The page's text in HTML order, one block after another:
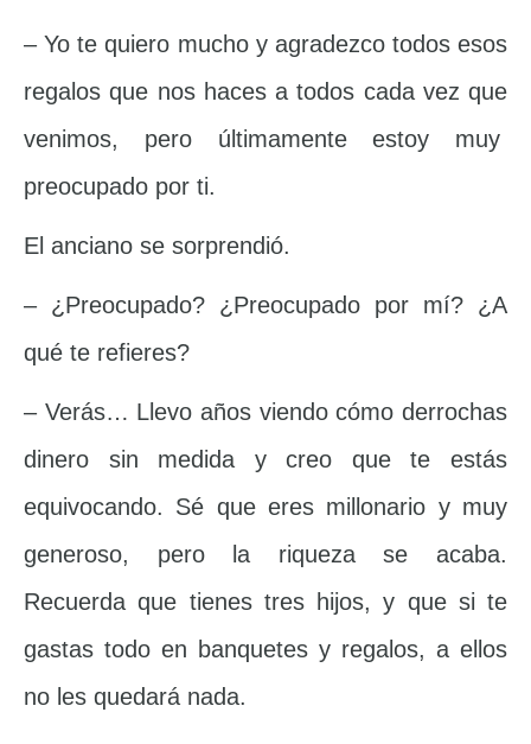
– Yo te quiero mucho y agradezco todos esos
regalos que nos haces a todos cada vez que
venimos, pero últimamente estoy muy
preocupado por ti.
El anciano se sorprendió.
– ¿Preocupado? ¿Preocupado por mí? ¿A
qué te refieres?
– Verás… Llevo años viendo cómo derrochas
dinero sin medida y creo que te estás
equivocando. Sé que eres millonario y muy
generoso, pero la riqueza se acaba.
Recuerda que tienes tres hijos, y que si te
gastas todo en banquetes y regalos, a ellos
no les quedará nada.